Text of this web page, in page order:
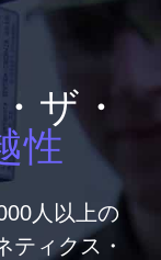
ザ・
性
人以上の
ティクス・